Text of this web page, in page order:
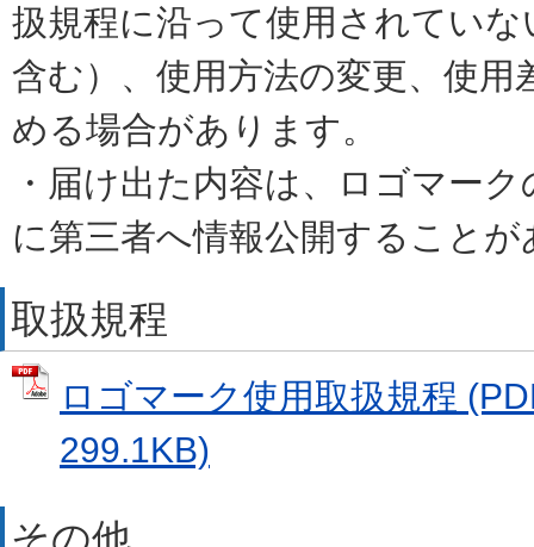
扱規程に沿って使用されてい
含む）、使用方法の変更、使用
める場合があります。
・届け出た内容は、ロゴマー
に第三者へ情報公開すること
取扱規程
ロゴマーク使用取扱規程
299.1KB)
その他